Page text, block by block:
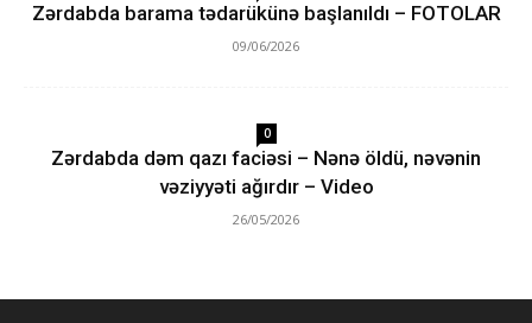
Zərdabda barama tədarükünə başlanıldı – FOTOLAR
09/06/2026
0
Zərdabda dəm qazı faciəsi – Nənə öldü, nəvənin
vəziyyəti ağırdır – Video
26/05/2026